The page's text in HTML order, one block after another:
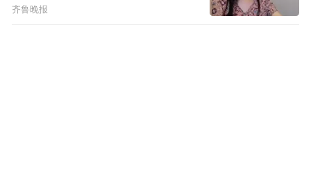
齐鲁晚报